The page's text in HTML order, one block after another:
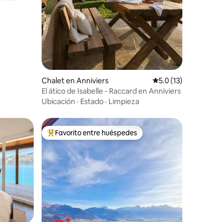
|
Chalet en Anniviers Calificación
5.0 (13)
El ático de Isabelle - Raccard en Anniviers
Ubicación · Estado · Limpieza
De los mejores en Favorito entre huéspedes
Favorito entre huéspedes